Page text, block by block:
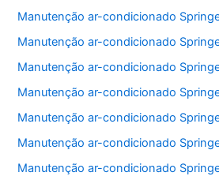
Manutenção ar-condicionado
Manutenção ar-condicionado
Manutenção ar-condicionado
Manutenção ar-condicionado
Manutenção ar-condicionado
Manutenção ar-condicionado
Manutenção ar-condicionado